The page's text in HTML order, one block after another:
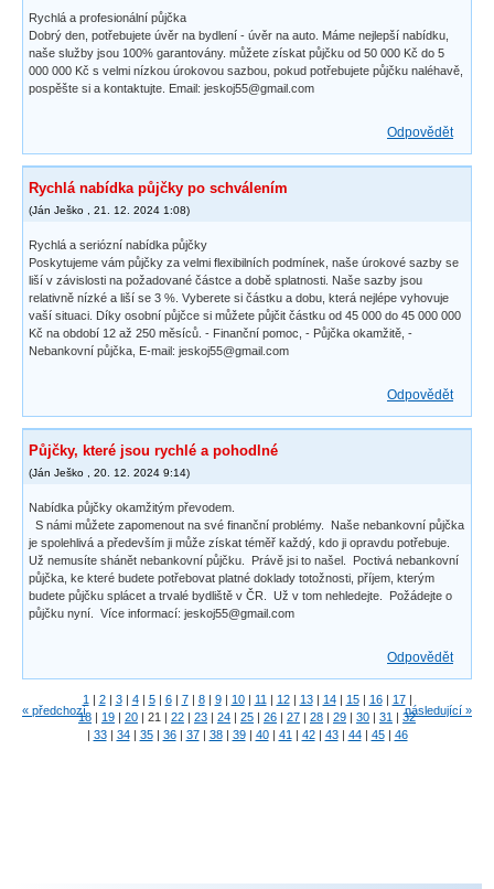
Rychlá a profesionální půjčka
Dobrý den, potřebujete úvěr na bydlení - úvěr na auto. Máme nejlepší nabídku,
naše služby jsou 100% garantovány. můžete získat půjčku od 50 000 Kč do 5
000 000 Kč s velmi nízkou úrokovou sazbou, pokud potřebujete půjčku naléhavě,
pospěšte si a kontaktujte. Email: jeskoj55@gmail.com
Odpovědět
Rychlá nabídka půjčky po schválením
(Ján Ješko 21. 12. 2024 1:08)
Rychlá a seriózní nabídka půjčky
Poskytujeme vám půjčky za velmi flexibilních podmínek, naše úrokové sazby se
liší v závislosti na požadované částce a době splatnosti. Naše sazby jsou
relativně nízké a liší se 3 %. Vyberete si částku a dobu, která nejlépe vyhovuje
vaší situaci. Díky osobní půjčce si můžete půjčit částku od 45 000 do 45 000 000
Kč na období 12 až 250 měsíců. - Finanční pomoc, - Půjčka okamžitě, -
Nebankovní půjčka, E-mail: jeskoj55@gmail.com
Odpovědět
Půjčky, které jsou rychlé a pohodlné
(Ján Ješko 20. 12. 2024 9:14)
Nabídka půjčky okamžitým převodem.
S námi můžete zapomenout na své finanční problémy. Naše nebankovní půjčka
je spolehlivá a především ji může získat téměř každý, kdo ji opravdu potřebuje.
Už nemusíte shánět nebankovní půjčku. Právě jsi to našel. Poctivá nebankovní
půjčka, ke které budete potřebovat platné doklady totožnosti, příjem, kterým
budete půjčku splácet a trvalé bydliště v ČR. Už v tom nehledejte. Požádejte o
půjčku nyní. Více informací: jeskoj55@gmail.com
Odpovědět
« předchozí
1 | 2 | 3 | 4 | 5 | 6 | 7 | 8 | 9 | 10 | 11 | 12 | 13 | 14 | 15 | 16 | 17 |
18 | 19 | 20 | 21 | 22 | 23 | 24 | 25 | 26 | 27 | 28 | 29 | 30 | 31 | 32
| 33 | 34 | 35 | 36 | 37 | 38 | 39 | 40 | 41 | 42 | 43 | 44 | 45 | 46
následující »